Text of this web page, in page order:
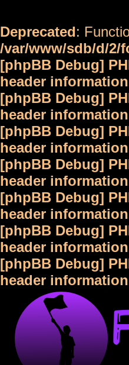
Deprecated:
/var/www/sdb/d/2/
[phpBB Debug]
header
[phpBB Debug]
header
[phpBB Debug]
header
[phpBB Debug]
header
[phpBB Debug]
header
[phpBB Debug]
header
[phpBB Debug]
header